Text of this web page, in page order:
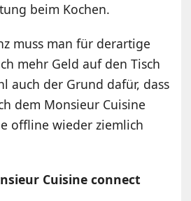
beim Kochen.
muss man für derartige
mehr Geld auf den Tisch
auch der Grund dafür, dass
dem Monsieur Cuisine
offline wieder ziemlich
Cuisine connect